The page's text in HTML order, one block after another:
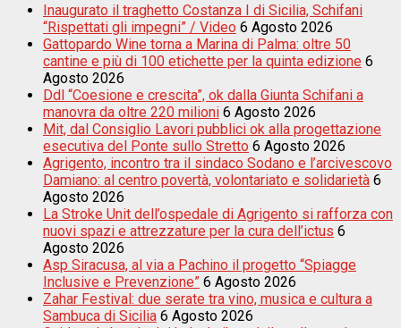
Inaugurato il traghetto Costanza I di Sicilia, Schifani
“Rispettati gli impegni” / Video 6 Agosto 2026
Gattopardo Wine torna a Marina di Palma: oltre 50
cantine e più di 100 etichette per la quinta edizione 6
Agosto 2026
Ddl “Coesione e crescita”, ok dalla Giunta Schifani a
manovra da oltre 220 milioni 6 Agosto 2026
Mit, dal Consiglio Lavori pubblici ok alla progettazione
esecutiva del Ponte sullo Stretto 6 Agosto 2026
Agrigento, incontro tra il sindaco Sodano e l’arcivescovo
Damiano: al centro povertà, volontariato e solidarietà 6
Agosto 2026
La Stroke Unit dell’ospedale di Agrigento si rafforza con
nuovi spazi e attrezzature per la cura dell’ictus 6
Agosto 2026
Asp Siracusa, al via a Pachino il progetto “Spiagge
Inclusive e Prevenzione” 6 Agosto 2026
Zahar Festival: due serate tra vino, musica e cultura a
Sambuca di Sicilia 6 Agosto 2026